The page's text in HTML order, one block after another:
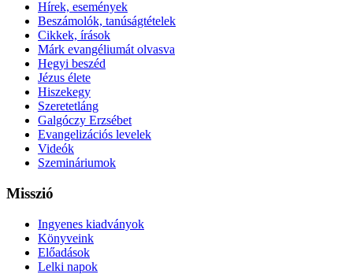
Hírek, események
Beszámolók, tanúságtételek
Cikkek, írások
Márk evangéliumát olvasva
Hegyi beszéd
Jézus élete
Hiszekegy
Szeretetláng
Galgóczy Erzsébet
Evangelizációs levelek
Videók
Szemináriumok
Misszió
Ingyenes kiadványok
Könyveink
Előadások
Lelki napok